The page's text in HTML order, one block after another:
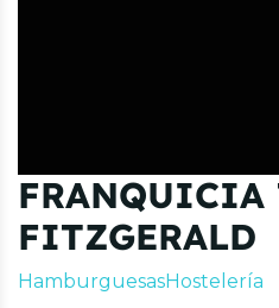
FRANQUICIA
FITZGERALD
HamburguesasHostelería